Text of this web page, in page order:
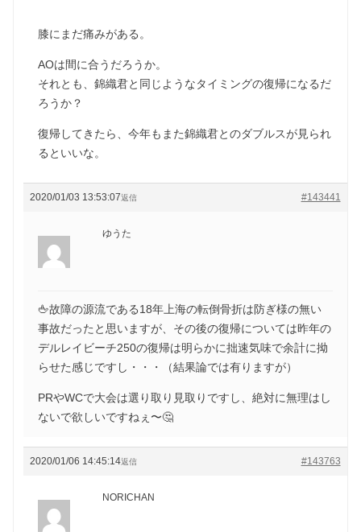
膝にまだ痛みがある。
AOは間に合うだろうか。
それとも、錦織君と同じようなタイミングの復帰になるだ
ろうか？
復帰してきたら、今年もまた錦織君とのダブルスが見られ
るといいな。
2020/01/03 13:53:07 #143441
返信
ゆうた
🖕故障の源流である18年上海の転倒骨折は防ぎ様の無い
事故だったと思いますが、その後の復帰については昨年の
デルレイビーチ250の復帰は明らかに拙速気味で余計に拗
らせた感じですし・・・（結果論では有りますが）
PRやWCで大会は選り取り見取りですし、絶対に無理はし
ないで欲しいですねぇ〜🤔
2020/01/06 14:45:14 #143763
返信
NORICHAN